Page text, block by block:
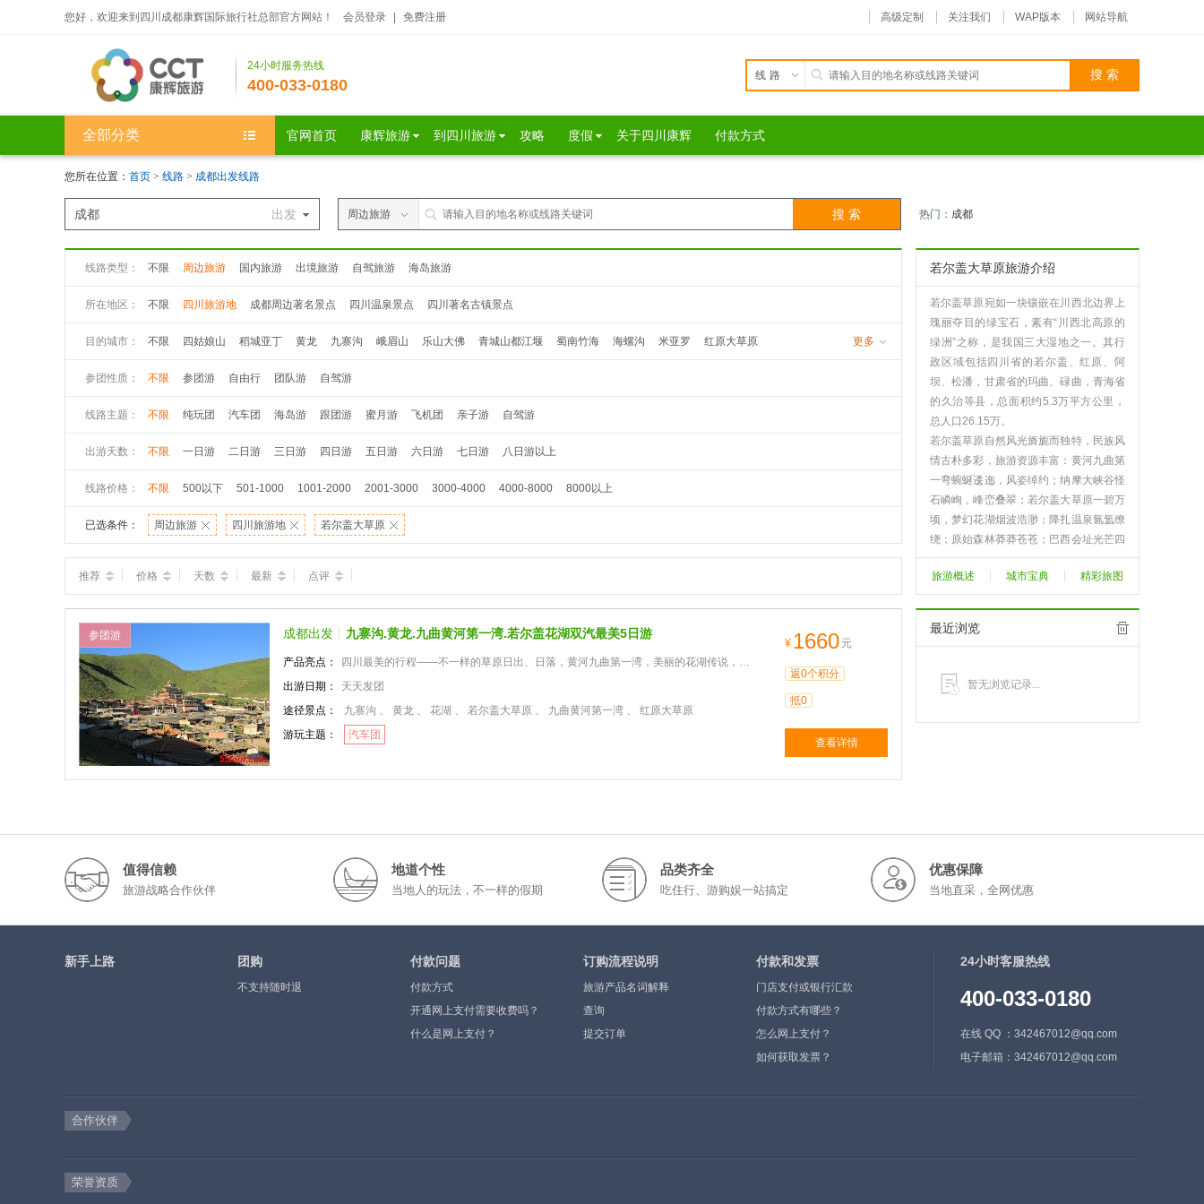
您好，欢迎来到四川成都康辉国际旅行社总部官方网站！ 会员登录 免费注册 高级定制 关注我们 WAP版本 网站导航
24小时服务热线
400-033-0180
线路
全部分类 官网首页 康辉旅游 到四川旅游 攻略 度假 关于四川康辉 付款方式
您所在位置： 首页 > 线路 > 成都出发线路
出发
成都 周边旅游 热门： 成都
线路类型： 不限 周边旅游 国内旅游 出境旅游 自驾旅游 海岛旅游
所在地区： 不限 四川旅游地 成都周边著名景点 四川温泉景点 四川著名古镇景点
目的城市： 不限 四姑娘山 稻城亚丁 黄龙 九寨沟 峨眉山 乐山大佛 青城山都江堰 蜀南竹海 海螺沟 米亚罗
红原大草原
丹巴
更多
参团性质： 不限 参团游 自由行 团队游 自驾游
线路主题： 不限 纯玩团 汽车团 海岛游 跟团游 蜜月游 飞机团 亲子游 自驾游
出游天数： 不限 一日游 二日游 三日游 四日游 五日游 六日游 七日游 八日游以上
线路价格： 不限 500以下 501-1000 1001-2000 2001-3000 3000-4000 4000-8000 8000以上
已选条件： 周边旅游 四川旅游地 若尔盖大草原
推荐 价格 天数 最新 点评
参团游 成都出发 九寨沟.黄龙.九曲黄河第一湾.若尔盖花湖双汽最美5日游
产品亮点：
四川最美的行程——不一样的草原日出、日落，黄河九曲第一湾，美丽的花湖传说，九寨沟，黄龙，特色藏寨、羌寨。
出游日期：
天天发团
途径景点：
九寨沟 、 黄龙 、 花湖 、 若尔盖大草原 、 九曲黄河第一湾 、 红原大草原
游玩主题：
汽车团
¥ 1660 元
返0个积分
抵0
查看详情
若尔盖大草原旅游介绍
若尔盖草原宛如一块镶嵌在川西北边界上
瑰丽夺目的绿宝石，素有“川西北高原的
绿洲”之称，是我国三大湿地之一。其行
政区域包括四川省的若尔盖、红原、阿
坝、松潘，甘肃省的玛曲、碌曲，青海省
的久治等县，总面积约5.3万平方公里，
总人口26.15万。
若尔盖草原自然风光旖旎而独特，民族风
情古朴多彩，旅游资源丰富：黄河九曲第
一弯蜿蜒逶迤，风姿绰约；纳摩大峡谷怪
石嶙峋，峰峦叠翠；若尔盖大草原一碧万
顷，梦幻花湖烟波浩渺；降扎温泉氤氲缭
绕；原始森林莽莽苍苍；巴西会址光芒四
射；古潘州遗址绵亘至今；宗教文化神奇
瑰丽；民族风情古老质朴……
漫步若尔盖，枕黄河涛声，观日落牧归，
任云卷云舒。跨骏马飞身天际，入峡谷探
羊、煮黄河鱼、舞迷人锅庄，如品诗赏
画，其乐融融，妙趣无穷。
旅游概述 城市宝典 精彩旅图
最近浏览
暂无浏览记录...
值得信赖
旅游战略合作伙伴
地道个性
当地人的玩法，不一样的假期
品类齐全
吃住行、游购娱一站搞定
优惠保障
当地直采，全网优惠
新手上路 团购
不支持随时退
付款问题
付款方式
开通网上支付需要收费吗？
什么是网上支付？
订购流程说明
旅游产品名词解释
查询
提交订单
付款和发票
门店支付或银行汇款
付款方式有哪些？
怎么网上支付？
如何获取发票？
24小时客服热线
400-033-0180
在线 QQ ：342467012@qq.com
电子邮箱：342467012@qq.com
合作伙伴
荣誉资质